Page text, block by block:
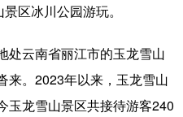
时尚 悦读
区冰川公园游玩。
云南省丽江市的玉龙雪山
来。2023年以来，玉龙雪山
玉龙雪山景区共接待游客240